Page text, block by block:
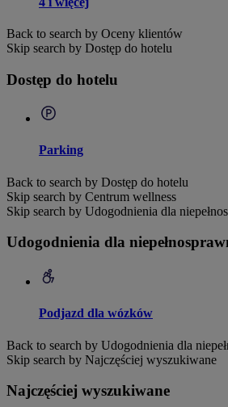
Back to search by Oceny klientów
Skip search by Dostęp do hotelu
Dostęp do hotelu
Parking
Back to search by Dostęp do hotelu
Skip search by Centrum wellness
Skip search by Udogodnienia dla
Udogodnienia dla
Podjazd dla wózków
Back to search by Udogodnienia dla
Skip search by Najczęściej wyszukiwane
Najczęściej wyszukiwane